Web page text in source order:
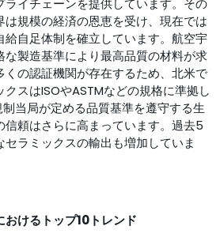
ライチェーンを提供しています。その
規模の経済の恩恵を受け、現在では
給自足体制を確立しています。航空宇
製造基準により最高品質の材料が求
の認証機関が存在するため、北米で
スはISOやASTMなどの規格に準拠し
当局が定める品質基準を遵守する生
信頼はさらに高まっています。過去5
ラミックスの輸出も増加していま
けるトップ10トレンド